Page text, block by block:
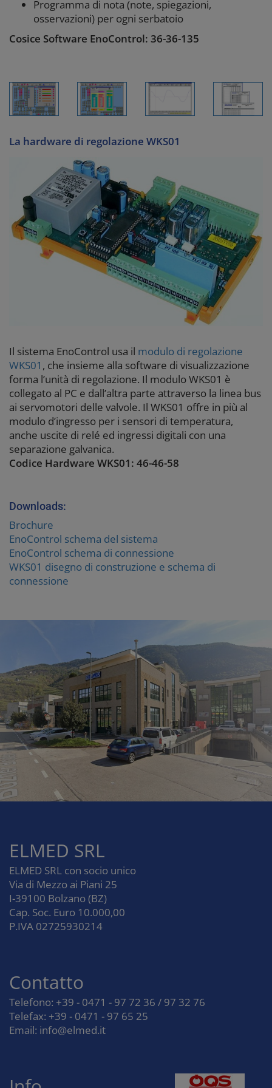
Programma di nota (note, spiegazioni,
osservazioni) per ogni serbatoio
Cosice Software EnoControl: 36-36-135
La hardware di regolazione WKS01
Il sistema EnoControl usa il modulo di regolazione
WKS01 , che insieme alla software di visualizzazione
forma l’unità di regolazione. Il modulo WKS01 è
collegato al PC e dall’altra parte attraverso la linea bus
ai servomotori delle valvole. Il WKS01 offre in più al
modulo d’ingresso per i sensori di temperatura,
anche uscite di relé ed ingressi digitali con una
separazione galvanica.
Codice Hardware WKS01: 46-46-58
Downloads:
Brochure
EnoControl schema del sistema
EnoControl schema di connessione
WKS01 disegno di construzione e schema di
connessione
ELMED SRL
ELMED SRL con socio unico
Via di Mezzo ai Piani 25
I-39100 Bolzano (BZ)
Cap. Soc. Euro 10.000,00
P.IVA 02725930214
Contatto
Telefono: +39 - 0471 - 97 72 36 / 97 32 76
Telefax: +39 - 0471 - 97 65 25
Email: info@elmed.it